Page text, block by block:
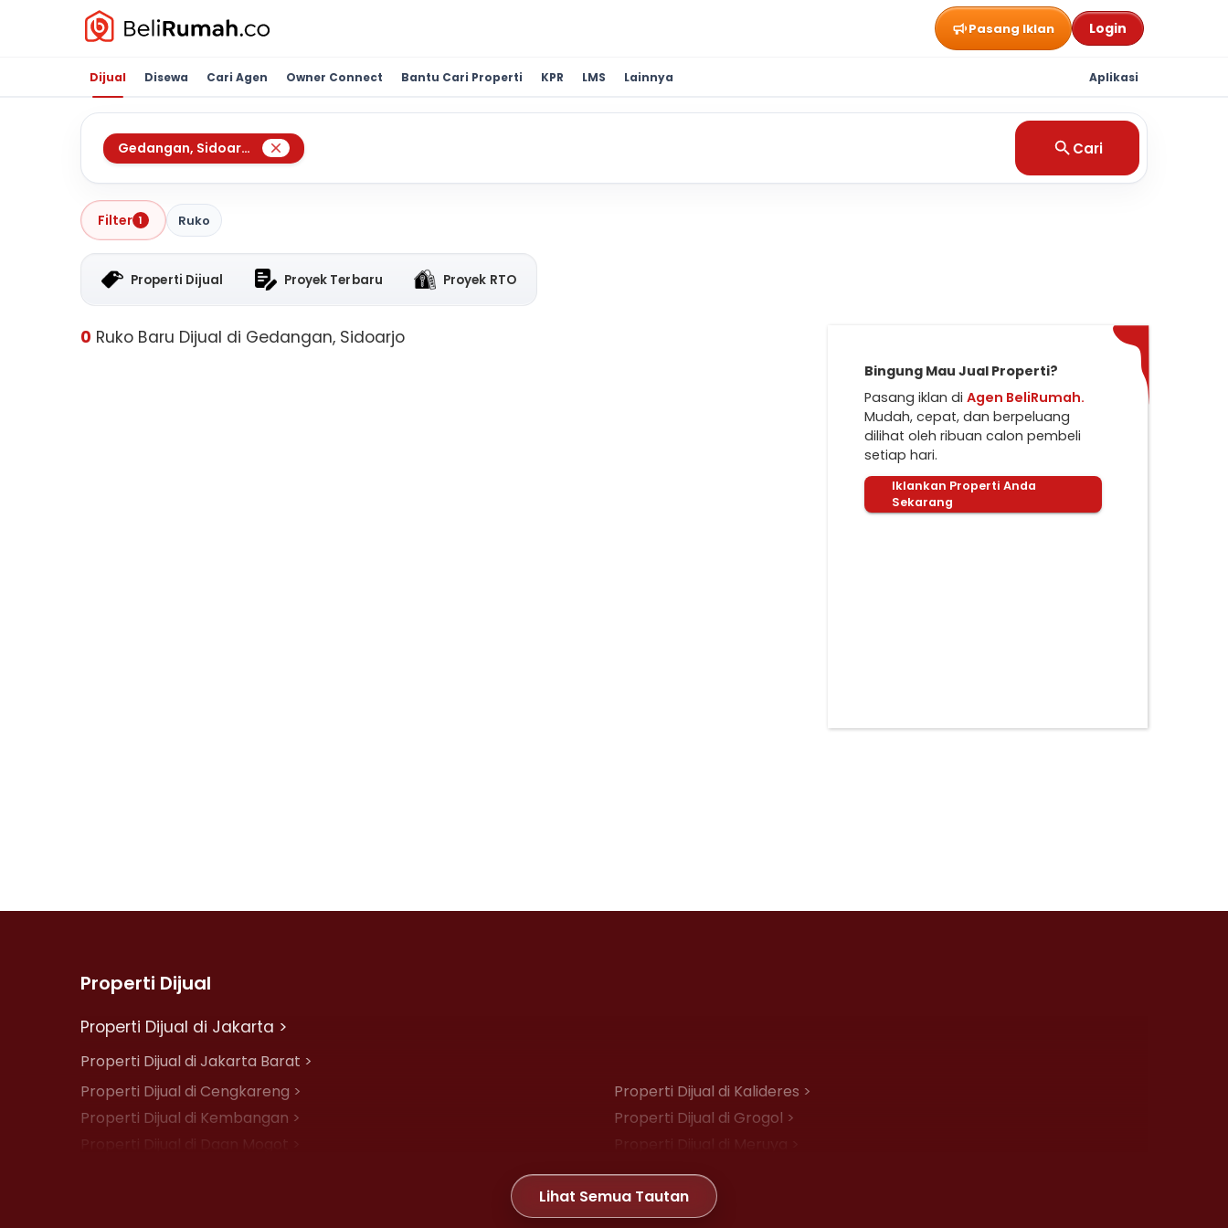
Pasang Iklan Login
Dijual Disewa Cari Agen Owner Connect Bantu Cari Properti KPR LMS Lainnya Aplikasi
Gedangan, Sidoarjo Cari
Filter 1 Ruko
Properti Dijual Proyek Terbaru Proyek RTO
0 Ruko Baru Dijual di Gedangan, Sidoarjo
Bingung Mau Jual Properti?
Pasang iklan di Agen BeliRumah.
Mudah, cepat, dan berpeluang
dilihat oleh ribuan calon pembeli
setiap hari.
Iklankan Properti Anda
Sekarang
Properti Dijual
Properti Dijual di Jakarta >
Properti Dijual di Jakarta Barat >
Properti Dijual di Cengkareng >
Properti Dijual di Kalideres >
Properti Dijual di Kembangan >
Properti Dijual di Grogol >
Properti Dijual di Daan Mogot >
Properti Dijual di Meruya >
Properti Dijual di Joglo >
Lihat Semua Tautan